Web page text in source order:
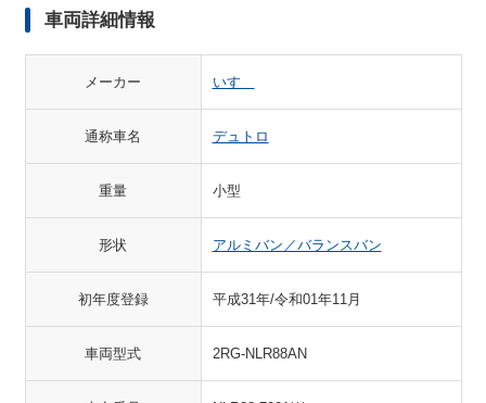
車両詳細情報
メーカー いすゞ
通称車名 デュトロ
重量 小型
形状 アルミバン／バランスバン
初年度登録 平成31年/令和01年11月
車両型式 2RG-NLR88AN